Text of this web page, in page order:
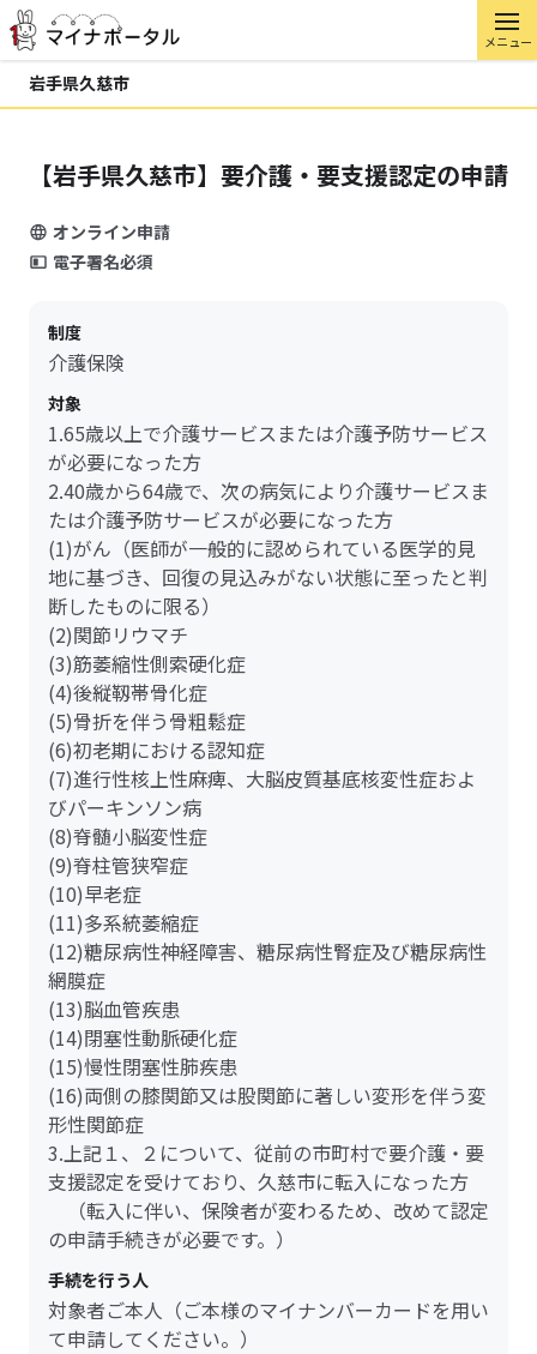
メニュー
岩手県久慈市
【岩手県久慈市】要介護・要支援認定の申請
オンライン申請
電子署名必須
制度
介護保険
対象
1.65歳以上で介護サービスまたは介護予防サービス
が必要になった方
2.40歳から64歳で、次の病気により介護サービスま
たは介護予防サービスが必要になった方
(1)がん（医師が一般的に認められている医学的見
地に基づき、回復の見込みがない状態に至ったと判
断したものに限る）
(2)関節リウマチ
(3)筋萎縮性側索硬化症
(4)後縦靱帯骨化症
(5)骨折を伴う骨粗鬆症
(6)初老期における認知症
(7)進行性核上性麻痺、大脳皮質基底核変性症およ
びパーキンソン病
(8)脊髄小脳変性症
(9)脊柱管狭窄症
(10)早老症
(11)多系統萎縮症
(12)糖尿病性神経障害、糖尿病性腎症及び糖尿病性
網膜症
(13)脳血管疾患
(14)閉塞性動脈硬化症
(15)慢性閉塞性肺疾患
(16)両側の膝関節又は股関節に著しい変形を伴う変
形性関節症
3.上記１、２について、従前の市町村で要介護・要
支援認定を受けており、久慈市に転入になった方
（転入に伴い、保険者が変わるため、改めて認定
の申請手続きが必要です。）
手続を行う人
対象者ご本人（ご本様のマイナンバーカードを用い
て申請してください。）